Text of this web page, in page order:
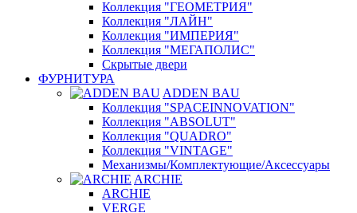
Коллекция "ГЕОМЕТРИЯ"
Коллекция "ЛАЙН"
Коллекция "ИМПЕРИЯ"
Коллекция "МЕГАПОЛИС"
Скрытые двери
ФУРНИТУРА
ADDEN BAU
Коллекция "SPACEINNOVATION"
Коллекция "ABSOLUT"
Коллекция "QUADRO"
Коллекция "VINTAGE"
Механизмы/Комплектующие/Аксессуары
ARCHIE
ARCHIE
VERGE